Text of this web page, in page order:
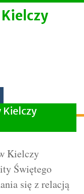
Kielczy
Kielczy
Świętego
się z relacją